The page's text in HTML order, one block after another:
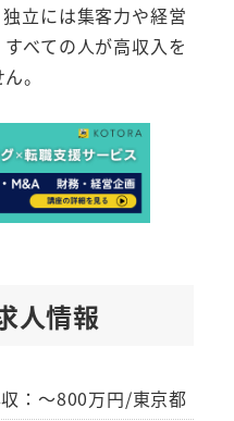
立には集客力や経営
べての人が高収入を
。
人情報
：～800万円/東京都